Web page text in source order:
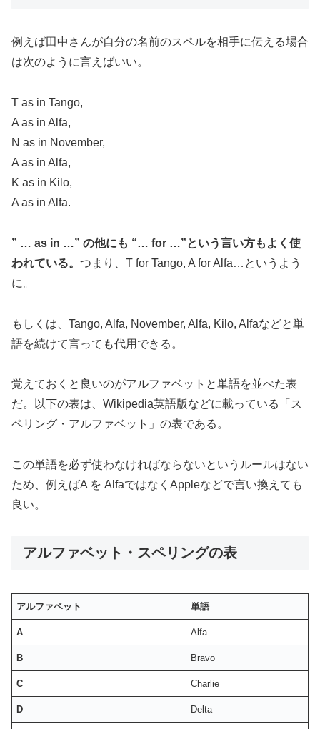
例えば田中さんが自分の名前のスペルを相手に伝える場合
は次のように言えばいい。
T as in Tango,
A as in Alfa,
N as in November,
A as in Alfa,
K as in Kilo,
A as in Alfa.
” … as in …” の他にも “… for …”という言い方もよく使
われている。 つまり、T for Tango, A for Alfa…というよう
に。
もしくは、Tango, Alfa, November, Alfa, Kilo, Alfaなどと単
語を続けて言っても代用できる。
覚えておくと良いのがアルファベットと単語を並べた表
だ。以下の表は、Wikipedia英語版などに載っている「ス
ペリング・アルファベット」の表である。
この単語を必ず使わなければならないというルールはない
ため、例えばA を AlfaではなくAppleなどで言い換えても
良い。
アルファベット・スペリングの表
アルファベット 単語
A Alfa
B Bravo
C Charlie
D Delta